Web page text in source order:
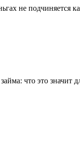
не подчиняется
что это